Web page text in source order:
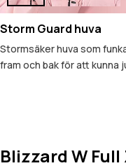
Storm Guard huva
Stormsäker huva som
fram och bak för att
Blizzard W Full